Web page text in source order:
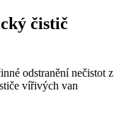
čistič
odstranění nečistot z
vířivých van